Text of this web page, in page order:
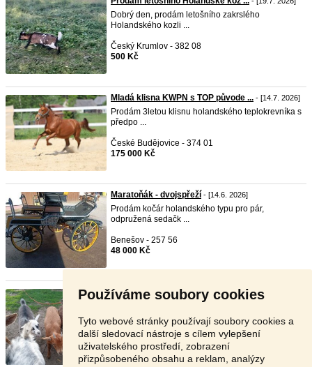
Používáme soubory cookies
Tyto webové stránky používají soubory cookies a
další sledovací nástroje s cílem vylepšení
uživatelského prostředí, zobrazení
přizpůsobeného obsahu a reklam, analýzy
Dobrý den, prodám letošního zakrslého
Holandského kozli ...
Český Krumlov - 382 08
500 Kč
Mladá klisna KWPN s TOP původe ... - [14.7. 2026]
Prodám 3letou klisnu holandského teplokrevníka s
předpo ...
České Budějovice - 374 01
175 000 Kč
Maratoňák - dvojspřeží - [14.6. 2026]
Prodám kočár holandského typu pro pár,
odpružená sedačk ...
Benešov - 257 56
48 000 Kč
Holandská koza - [9.6. 2026]
starý, na ...
Rychnov nad Kněžnou - 516 01
700 Kč